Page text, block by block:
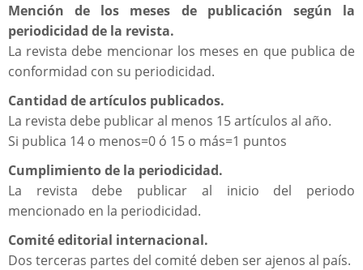
Mención de los meses de publicación según la
periodicidad de la revista.
La revista debe mencionar los meses en que publica de
conformidad con su periodicidad.
Cantidad de artículos publicados.
La revista debe publicar al menos 15 artículos al año.
Si publica 14 o menos=0 ó 15 o más=1 puntos
Cumplimiento de la periodicidad.
La revista debe publicar al inicio del periodo
mencionado en la periodicidad.
Comité editorial internacional.
Dos terceras partes del comité deben ser ajenos al país.